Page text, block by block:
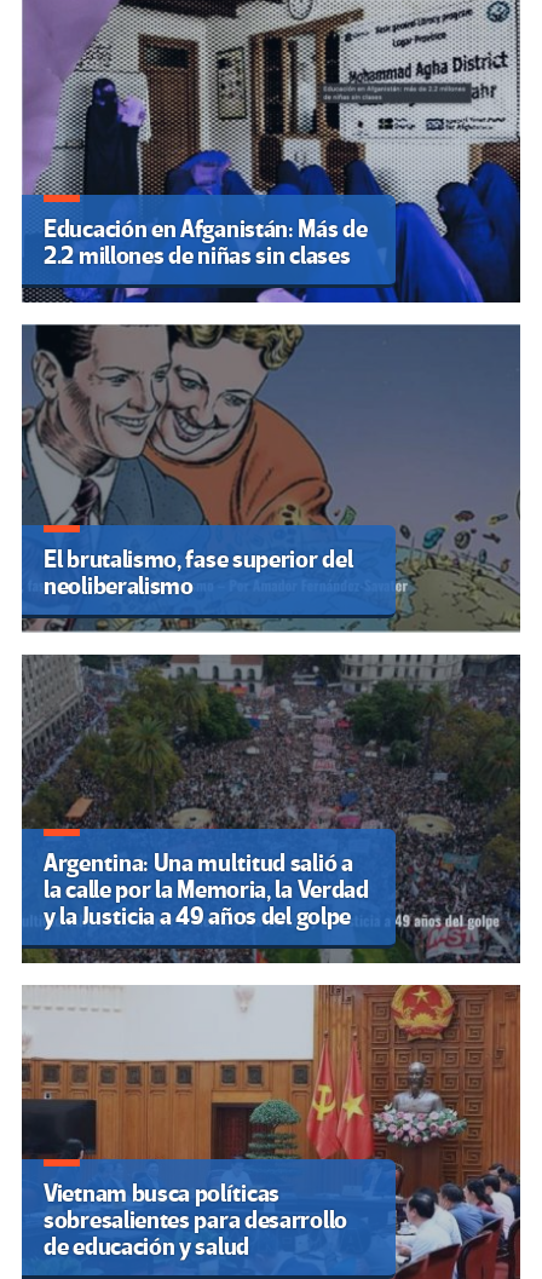
Educación en Afganistán: Más de
2.2 millones de niñas sin clases
El brutalismo, fase superior del
neoliberalismo
Argentina: Una multitud salió a
la calle por la Memoria, la Verdad
y la Justicia a 49 años del golpe
Vietnam busca políticas
sobresalientes para desarrollo
de educación y salud